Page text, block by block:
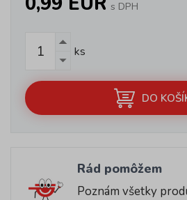
s DPH
ks
DO
Rád pomôžem
Poznám všetky